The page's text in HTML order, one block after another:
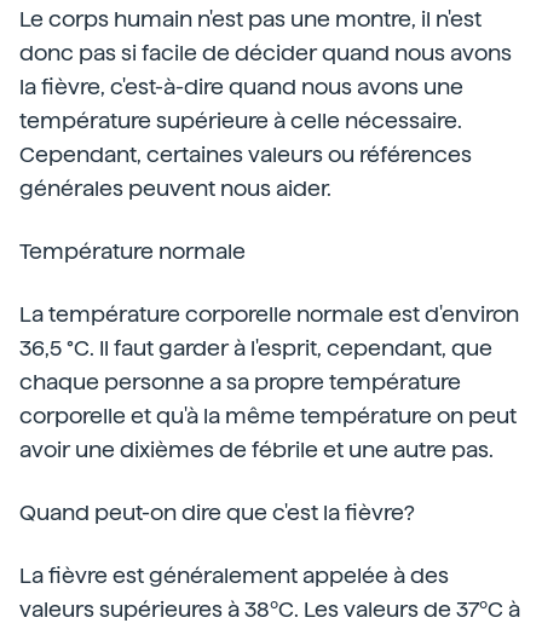
Le corps humain n'est pas une montre, il n'est
donc pas si facile de décider quand nous avons
la fièvre, c'est-à-dire quand nous avons une
température supérieure à celle nécessaire.
Cependant, certaines valeurs ou références
générales peuvent nous aider.
Température normale
La température corporelle normale est d'environ
36,5 °C. Il faut garder à l'esprit, cependant, que
chaque personne a sa propre température
corporelle et qu'à la même température on peut
avoir une dixièmes de fébrile et une autre pas.
Quand peut-on dire que c'est la fièvre?
La fièvre est généralement appelée à des
valeurs supérieures à 38ºC. Les valeurs de 37ºC à